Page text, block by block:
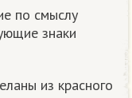
по смыслу
знаки
из красного